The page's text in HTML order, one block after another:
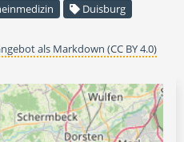
Duisburg
als Markdown (CC BY 4.0)